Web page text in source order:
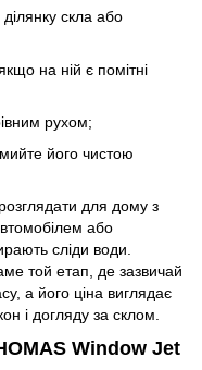
скла або
на ній є помітні
рухом;
його чистою
для дому з
або
сліди води.
той етап, де зазвичай
а його ціна виглядає
і догляду за склом.
Window Jet